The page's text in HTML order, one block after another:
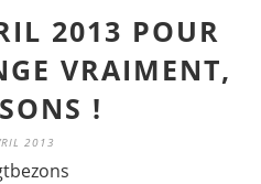
2013 POUR
VRAIMENT,
!
2013